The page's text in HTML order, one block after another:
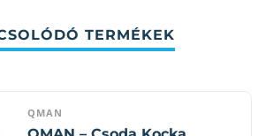
TERMÉKEK
QMAN